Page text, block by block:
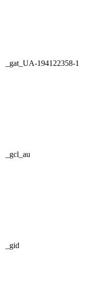
_gat_UA-194122358-1
_gcl_au
_gid